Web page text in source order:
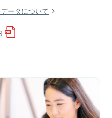
ータについて